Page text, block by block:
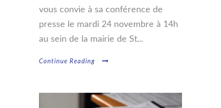
vous convie à sa conférence de
presse le mardi 24 novembre à 14h
au sein de la mairie de St...
Continue Reading